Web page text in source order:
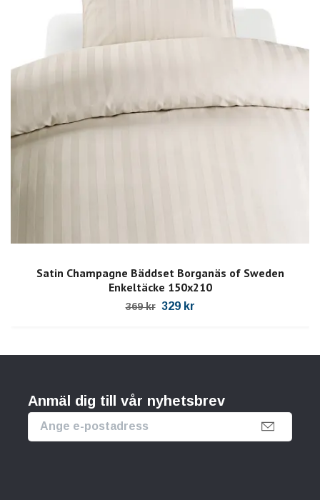
Satin Champagne Bäddset Borganäs of Sweden
Enkeltäcke 150x210
369 kr 329 kr
Anmäl dig till vår nyhetsbrev